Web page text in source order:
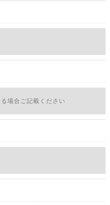
ることはいたしません。
保護契約等の措置をとり、
されないよう、適切に安全管
すので予めご了承ください。
用停止の手続について＞